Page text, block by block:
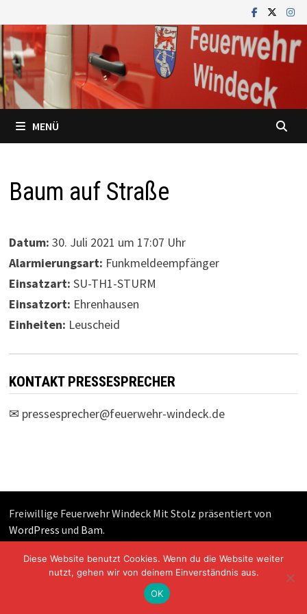
Inhalt
springen
MENÜ
Baum auf Straße
Datum: 30. Juli 2021 um 17:07 Uhr
Alarmierungsart: Funkmeldeempfänger
Einsatzart: SU-TH1-STURM
Einsatzort: Ehrenhausen
Einheiten: Leuscheid
KONTAKT PRESSESPRECHER
✉ pressesprecher@feuerwehr-windeck.de
Freiwillige Feuerwehr Windeck Mit Stolz präsentiert von
WordPress und Bam.
Diese Website benutzt Cookies. Wenn du die Website weiter
nutzt, gehen wir von deinem Einverständnis aus.
OK